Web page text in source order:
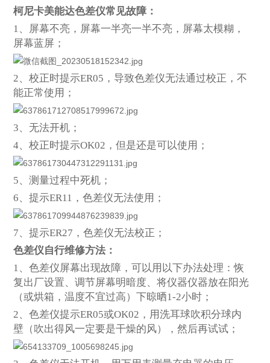
柯尼卡美能达色差仪常见故障：
1、屏幕不亮，屏幕一半亮一半不亮，屏幕太模糊，
屏幕蓝屏；
2、校正时提示ER05，导致色差仪无法通过校正，不
能正常使用；
3、无法开机；
4、校正时提示OK02，但是还是可以使用；
5、测量过程中死机；
6、提示ER11，色差仪无法使用；
7、提示ER27，色差仪无法校正；
色差仪自行维修方法：
1、色差仪屏幕出现故障，可以用以下办法处理：恢
复出厂设置、调节屏幕明暗度、将仪器仪器放在阳光
（或烘箱，温度不宜过高）下晾晒1-2小时；
2、色差仪提示ER05或OK02，用洗耳球吹积分球内
壁（吹出得风一定要是干燥的风），然后再试试；